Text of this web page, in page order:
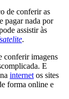
de conferir as
pagar nada por
assistir às
.
conferir imagens
E
internet os sites
forma online e